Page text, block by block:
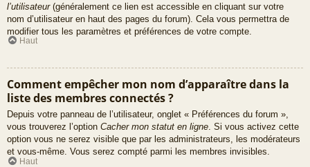
l’utilisateur(généralement ce lien est accessible en cliquant sur votre
nom d’utilisateur en haut des pages du forum). Cela vous permettra de
modifier tous les paramètres et préférences de votre compte.
Haut
Comment empêcher mon nom d’apparaître dans la
liste des membres connectés ?
Depuis votre panneau de l’utilisateur, onglet « Préférences du forum »,
vous trouverez l’option Cacher mon statut en ligne. Si vous activez cette
option vous ne serez visible que par les administrateurs, les modérateurs
et vous-même. Vous serez compté parmi les membres invisibles.
Haut